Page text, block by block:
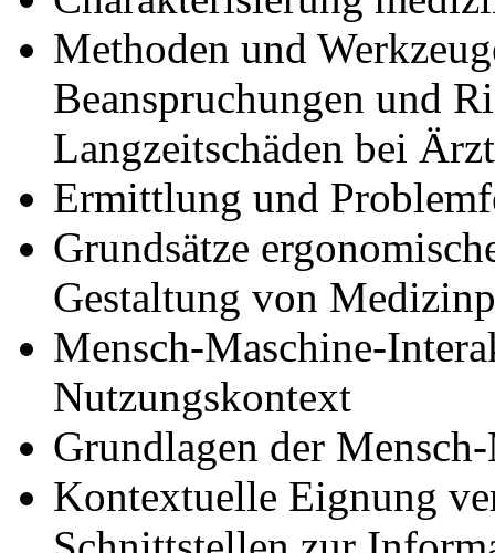
Methoden und
Beanspruchungen und
Langzeitschäden bei
Ermittlung und
Grundsätze
Gestaltung von
Mensch-Maschine-
Nutzungskontext
Grundlagen der
Kontextuelle Eignung